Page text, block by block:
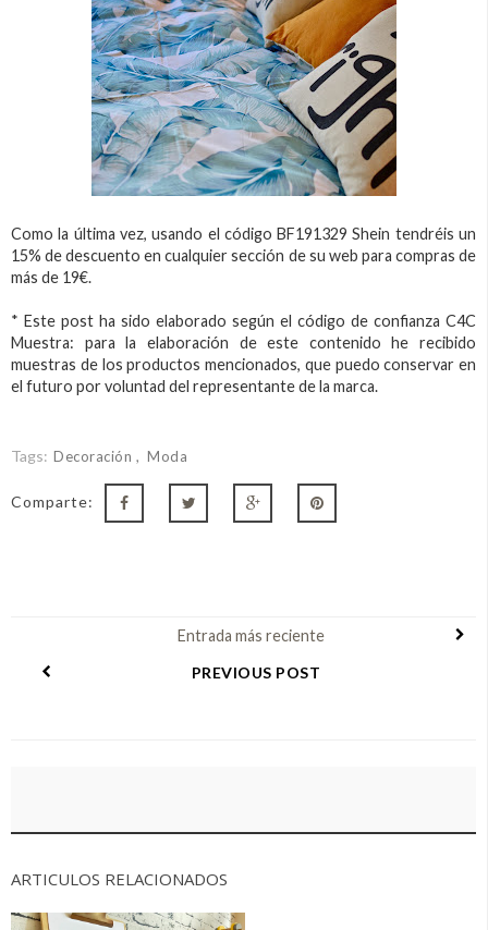
Como la última vez, usando el código BF191329 Shein tendréis un
15% de descuento en cualquier sección de su web para compras de
más de 19€.
* Este post ha sido elaborado según el código de confianza C4C
Muestra: para la elaboración de este contenido he recibido
muestras de los productos mencionados, que puedo conservar en
el futuro por voluntad del representante de la marca.
Tags: Decoración Moda
Comparte:
Entrada más reciente
PREVIOUS POST
ARTICULOS RELACIONADOS